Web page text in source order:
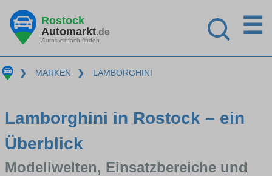
Rostock
Automarkt.de
Autos einfach finden
☰
❯ MARKEN ❯ LAMBORGHINI
Lamborghini in Rostock – ein
Überblick
Modellwelten, Einsatzbereiche und